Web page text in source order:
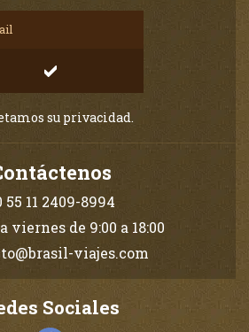
su privacidad.
55 11 2409-8994
viernes de 9:00 a 18:00
viajes.com
Sociales